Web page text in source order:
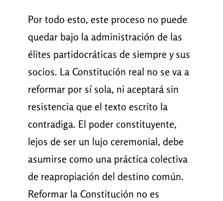
Por todo esto, este proceso no puede
quedar bajo la administración de las
élites partidocráticas de siempre y sus
socios. La Constitución real no se va a
reformar por sí sola, ni aceptará sin
resistencia que el texto escrito la
contradiga. El poder constituyente,
lejos de ser un lujo ceremonial, debe
asumirse como una práctica colectiva
de reapropiación del destino común.
Reformar la Constitución no es